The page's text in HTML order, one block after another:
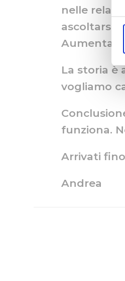
nelle
ascoltarsi,
Aumentare
La storia è
vogliamo
funziona.
Arrivati
Andrea